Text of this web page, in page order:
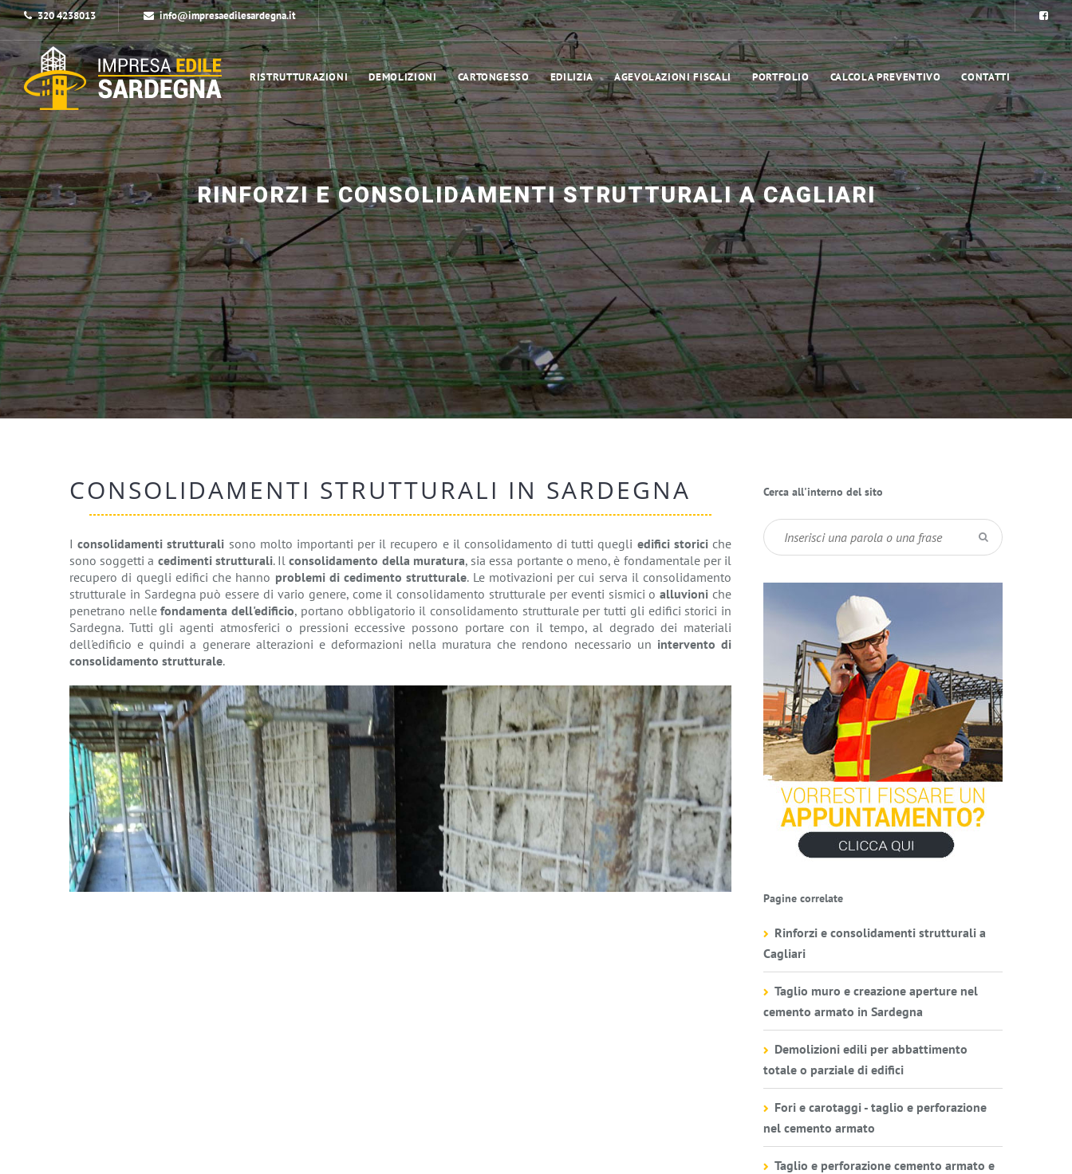
320 4238013 info@impresaedilesardegna.it
RISTRUTTURAZIONI DEMOLIZIONI CARTONGESSO EDILIZIA AGEVOLAZIONI FISCALI PORTFOLIO CALCOLA PREVENTIVO CONTATTI
RINFORZI E CONSOLIDAMENTI STRUTTURALI A CAGLIARI
CONSOLIDAMENTI STRUTTURALI IN SARDEGNA
Iconsolidamenti strutturali sono molto importanti per il recupero e il consolidamento di tutti quegli edifici storiciche
sono soggetti a cedimenti strutturali. Ilconsolidamento della muratura, sia essa portante o meno, è fondamentale per il
recupero di quegli edifici che hanno problemi di cedimento strutturale. Le motivazioni per cui serva il consolidamento
strutturale in Sardegna può essere di vario genere, come il consolidamento strutturale per eventi sismici oalluvioni che
penetrano nellefondamenta dell'edificio, portano obbligatorio il consolidamento strutturale per tutti gli edifici storici in
Sardegna. Tutti gli agenti atmosferici o pressioni eccessive possono portare con il tempo, al degrado dei materiali
dell'edificio e quindi a generare alterazioni e deformazioni nella muratura che rendono necessario un intervento di
consolidamento strutturale.
Cerca all'interno del sito
Pagine correlate
Rinforzi e consolidamenti strutturali a
Cagliari
Taglio muro e creazione aperture nel
cemento armato in Sardegna
Demolizioni edili per abbattimento
totale o parziale di edifici
Fori e carotaggi - taglio e perforazione
nel cemento armato
Taglio e perforazione cemento armato e